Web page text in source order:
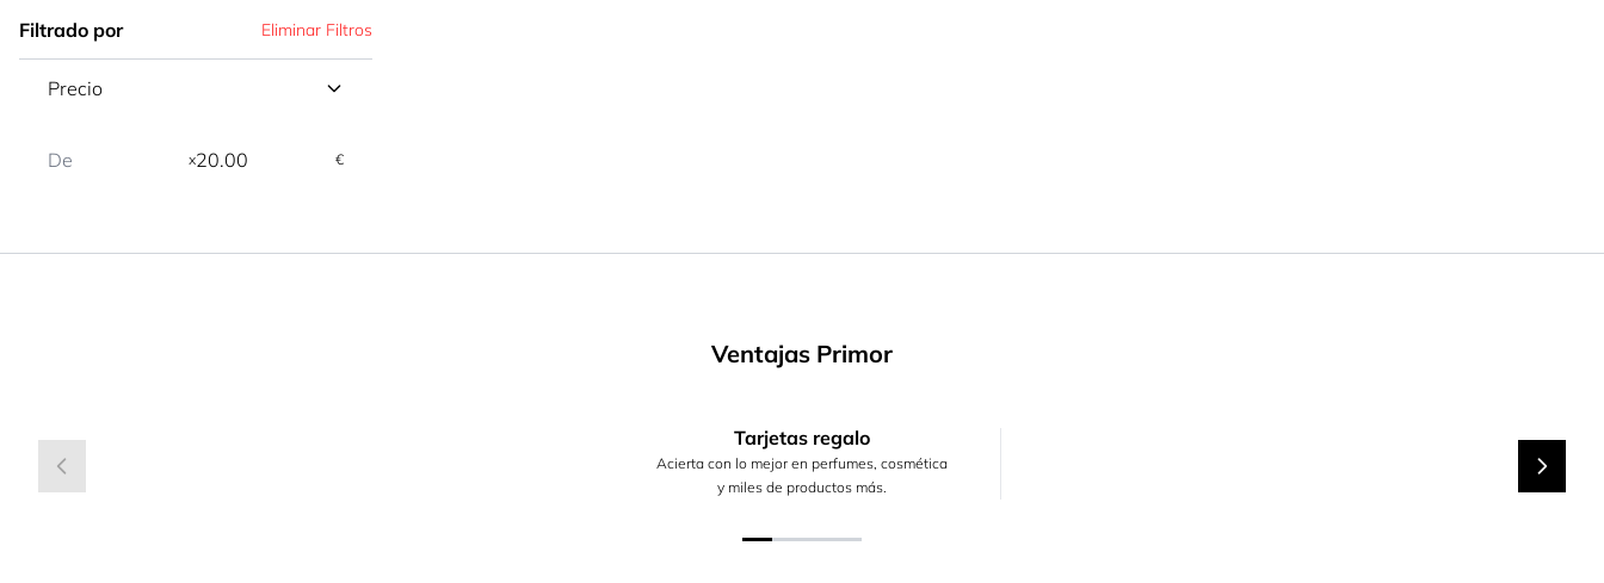
Filtrado por Eliminar Filtros
Precio
x €
Ventajas Primor
Tarjetas regalo
Acierta con lo mejor en perfumes, cosmética
y miles de productos más.